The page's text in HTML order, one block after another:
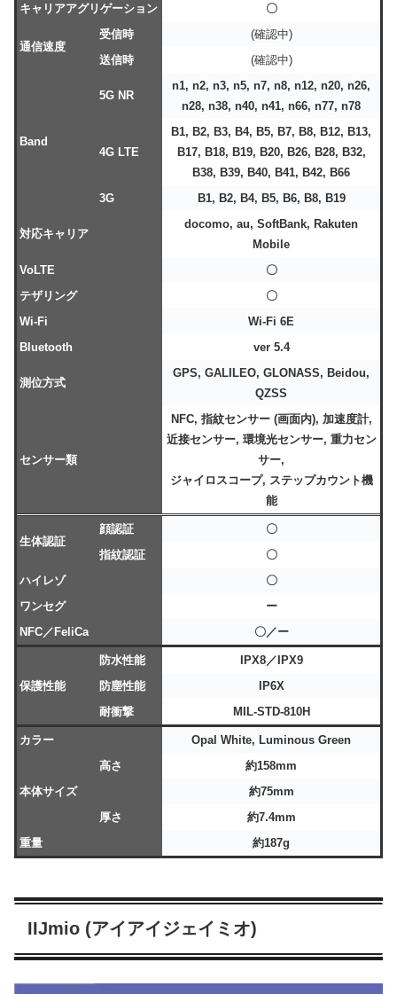
キャリアアグリゲーション
〇
通信速度
受信時
(確認中)
送信時
(確認中)
Band
5G NR
n1, n2, n3, n5, n7, n8, n12, n20, n26,
n28, n38, n40, n41, n66, n77, n78
4G LTE
B1, B2, B3, B4, B5, B7, B8, B12, B13,
B17, B18, B19, B20, B26, B28, B32,
B38, B39, B40, B41, B42, B66
3G
B1, B2, B4, B5, B6, B8, B19
対応キャリア
docomo, au, SoftBank, Rakuten
Mobile
VoLTE
〇
テザリング
〇
Wi-Fi
Wi-Fi 6E
Bluetooth
ver 5.4
測位方式
GPS, GALILEO, GLONASS, Beidou,
QZSS
センサー類
NFC, 指紋センサー (画面内), 加速度計,
近接センサー, 環境光センサー, 重力セン
サー,
ジャイロスコープ, ステップカウント機
能
生体認証
顔認証
〇
指紋認証
〇
ハイレゾ
〇
ワンセグ
ー
NFC／FeliCa
〇／ー
保護性能
防水性能
IPX8／IPX9
防塵性能
IP6X
耐衝撃
MIL-STD-810H
カラー Opal White, Luminous Green
本体サイズ
高さ
約158mm
約75mm
厚さ
約7.4mm
重量
約187g
IIJmio (アイアイジェイミオ)